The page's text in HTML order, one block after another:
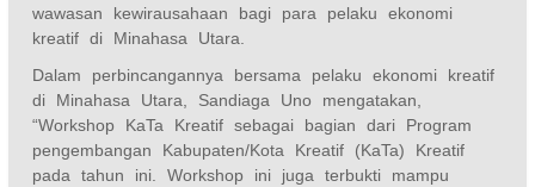
wawasan kewirausahaan bagi para pelaku ekonomi
kreatif di Minahasa Utara.
Dalam perbincangannya bersama pelaku ekonomi kreatif
di Minahasa Utara, Sandiaga Uno mengatakan,
“Workshop KaTa Kreatif sebagai bagian dari Program
pengembangan Kabupaten/Kota Kreatif (KaTa) Kreatif
pada tahun ini. Workshop ini juga terbukti mampu